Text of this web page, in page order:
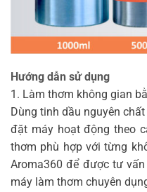
Hướng dẫn sử dụng
1. Làm thơm không gian
Dùng tinh dầu nguyên
đặt máy hoạt động theo
thơm phù hợp với từng
Aroma360 để được tư
máy làm thơm chuyên